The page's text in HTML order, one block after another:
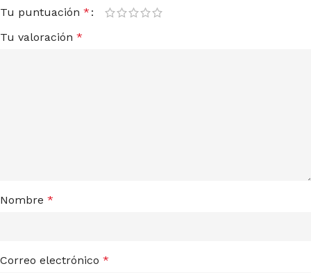
Tu puntuación *
Tu valoración *
Nombre *
Correo electrónico *